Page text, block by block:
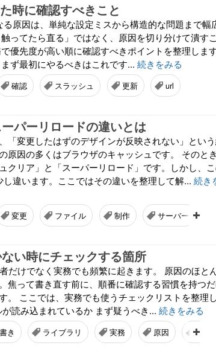
時に確認すべきこと
原因は、単純な設定ミスから構造的な問題まで幅
ってたら直る」ではなく、原因を切り分けて潰す
優先度が高い順に確認すべきポイントを整理します
ず最初にやるべきはこれです... 続きをみる
確認 スラッシュ 更新 url
パーリロードの違いとは
「変更したはずのデザインが反映されない」とい
原因の多くはブラウザのキャッシュです。 そのと
クリア」と「スーパーリロード」です。しかし、
違います。ここではその違いを整理して解... 続き
変更 ファイル 制作 サーバー
い時にチェックする箇所
だけでなく実務でも頻繁に起きます。 原因のほと
焦って書き直す前に、順番に確認する習慣を持つ
。 ここでは、実務でも使うチェックリストを整理
読み込まれているか まず疑うべき... 続きをみる
き ライブラリ 実務 原因 開発者